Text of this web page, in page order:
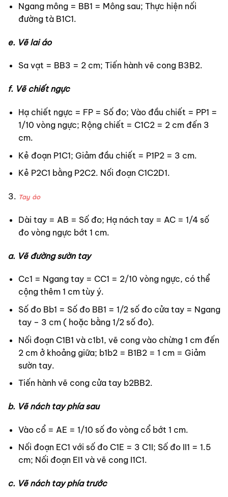
Ngang mông = BB1 = Mông sau; Thực hiện nối
đường tà B1C1.
e. Vẽ lai áo
Sa vạt = BB3 = 2 cm; Tiến hành vẽ cong B3B2.
f. Vẽ chiết ngực
Hạ chiết ngực = FP = Số đo; Vào đầu chiết = PP1 =
1/10 vòng ngực; Rộng chiết = C1C2 = 2 cm đến 3
cm.
Kẻ đoạn P1C1; Giảm đầu chiết = P1P2 = 3 cm.
Kẻ P2C1 bằng P2C2. Nối đoạn C1C2D1.
Tay áo
Dài tay = AB = Số đo; Hạ nách tay = AC = 1/4 số
đo vòng ngực bớt 1 cm.
a. Vẽ đường sườn tay
Cc1 = Ngang tay = CC1 = 2/10 vòng ngực, có thể
cộng thêm 1 cm tùy ý.
Số đo Bb1 = Số đo BB1 = 1/2 số đo cửa tay = Ngang
tay – 3 cm ( hoặc bằng 1/2 số đo).
Nối đoạn C1B1 và c1b1, vẽ cong vào chừng 1 cm đến
2 cm ở khoảng giữa; b1b2 = B1B2 = 1 cm = Giảm
sườn tay.
Tiến hành vẽ cong cửa tay b2BB2.
b. Vẽ nách tay phía sau
Vào cổ = AE = 1/10 số đo vòng cổ bớt 1 cm.
Nối đoạn EC1 với số đo C1E = 3 C1I; Số đo II1 = 1.5
cm; Nối đoạn EI1 và vẽ cong I1C1.
c. Vẽ nách tay phía trước